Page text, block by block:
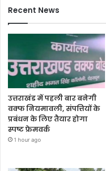
Recent News
उत्तराखंड में पहली बार बनेगी
वक्फ नियमावली, संपत्तियों के
प्रबंधन के लिए तैयार होगा
स्पष्ट फ्रेमवर्क
1 hour ago